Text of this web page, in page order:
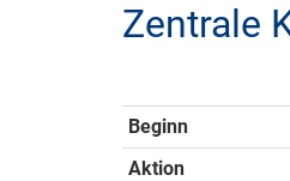
Zentrale
Beginn
Aktion